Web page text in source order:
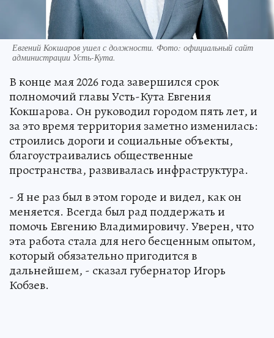
Евгений Кокшаров ушел с должности. Фото: официальный сайт
администрации Усть-Кута.
В конце мая 2026 года завершился срок
полномочий главы Усть-Кута Евгения
Кокшарова. Он руководил городом пять лет, и
за это время территория заметно изменилась:
строились дороги и социальные объекты,
благоустраивались общественные
пространства, развивалась инфраструктура.
- Я не раз был в этом городе и видел, как он
меняется. Всегда был рад поддержать и
помочь Евгению Владимировичу. Уверен, что
эта работа стала для него бесценным опытом,
который обязательно пригодится в
дальнейшем, - сказал губернатор Игорь
Кобзев.